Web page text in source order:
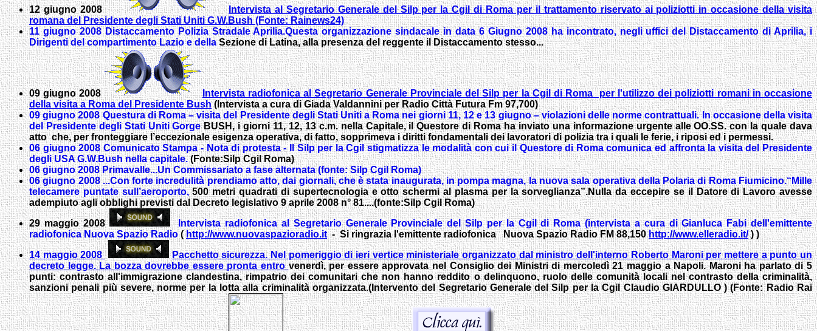
12 giugno 2008
Intervista al Segretario Generale del Silp per la Cgil di Roma per il trattamento riservato ai poliziotti in occasione della visita
romana del Presidente degli Stati Uniti G.W.Bush (Fonte: Rainews24)
11 giugno 2008 Distaccamento Polizia Stradale Aprilia.Questa organizzazione sindacale in data 6 Giugno 2008 ha incontrato, negli uffici del Distaccamento di Aprilia, i
Dirigenti del compartimento Lazio e dellaSezione di Latina, alla presenza del reggente il Distaccamento stesso...
09 giugno 2008
Intervista radiofonica al Segretario Generale Provinciale del Silp per la Cgil di Roma per l'utilizzo dei poliziotti romani in occasione
della visita a Roma del Presidente Bush(Intervista a cura di Giada Valdannini per Radio Città Futura Fm 97,700)
09 giugno 2008Questura di Roma – visita del Presidente degli Stati Uniti a Roma nei giorni 11, 12 e 13 giugno – violazioni delle norme contrattuali.In occasione della visita
del Presidente degli Stati Uniti GorgeBUSH, i giorni 11, 12, 13 c.m. nella Capitale, il Questore di Roma ha inviato una informazione urgente alle OO.SS. con la quale dava
atto che, per fronteggiare l’eccezionale esigenza operativa, di fatto, sopprimeva i diritti fondamentali dei lavoratori di polizia tra i quali le ferie, i riposi ed i permessi.
06 giugno 2008 Comunicato Stampa - Nota di protesta - Il Silp per la Cgil stigmatizza le modalità con cui il Questore di Roma comunica ed affronta la visita del Presidente
degli USA G.W.Bush nella capitale.(Fonte:Silp Cgil Roma)
06 giugno 2008 Primavalle...Un Commissariato a fase alternata (fonte: Silp Cgil Roma)
06 giugno 2008 ...Con forte incredulità prendiamo atto, dai giornali, che è stata inaugurata, in pompa magna, la nuova sala operativa della Polaria di Roma Fiumicino.“Mille
telecamere puntate sull’aeroporto,500 metri quadrati di supertecnologia e otto schermi al plasma per la sorveglianza”.Nulla da eccepire se il Datore di Lavoro avesse
adempiuto agli obblighi previsti dal Decreto legislativo 9 aprile 2008 n° 81....(fonte:Silp Cgil Roma)
29 maggio 2008
Intervista radiofonica al Segretario Generale Provinciale del Silp per la Cgil di Roma (intervista a cura di Gianluca Fabi dell'emittente
radiofonica Nuova Spazio Radio(http://www.nuovaspazioradio.it- Si ringrazia l'emittente radiofonica Nuova Spazio Radio FM 88,150http://www.elleradio.it/) )
14 maggio 2008
Pacchetto sicurezza. Nel pomeriggio di ieri vertice ministeriale organizzato dal ministro dell'interno Roberto Maroni per mettere a punto un
decreto legge. La bozza dovrebbe essere pronta entrovenerdì, per essere approvata nel Consiglio dei Ministri di mercoledì 21 maggio a Napoli. Maroni ha parlato di 5
punti: contrasto all'immigrazione clandestina, rimpatrio dei comunitari che non hanno reddito o delinquono, ruolo delle comunità locali nel contrasto della criminalità,
sanzioni penali più severe, norme per la lotta alla criminalità organizzata.(Intervento del Segretario Generale del Silp per la Cgil Claudio GIARDULLO ) (Fonte: Radio Rai